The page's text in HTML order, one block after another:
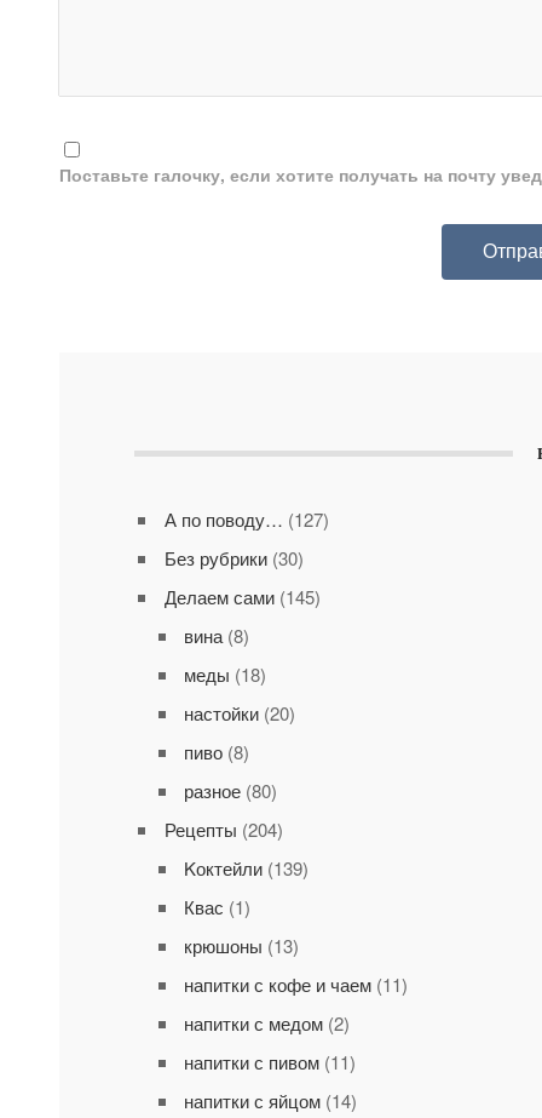
Поставьте галочку, если хотите получать на почту
А по поводу… (127)
Без рубрики(30)
Делаем сами(145)
вина(8)
меды (18)
настойки(20)
пиво(8)
разное(80)
Рецепты (204)
Kоктейли(139)
Квас (1)
крюшоны (13)
напитки с кофе и чаем(11)
напитки с медом(2)
напитки с пивом(11)
напитки с яйцом(14)